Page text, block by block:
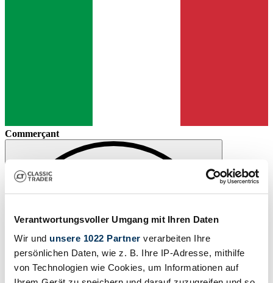
Verantwortungsvoller Umgang mit Ihren Daten
Wir und unsere 1022 Partner verarbeiten Ihre
persönlichen Daten, wie z. B. Ihre IP-Adresse, mithilfe
von Technologien wie Cookies, um Informationen auf
Commerçant